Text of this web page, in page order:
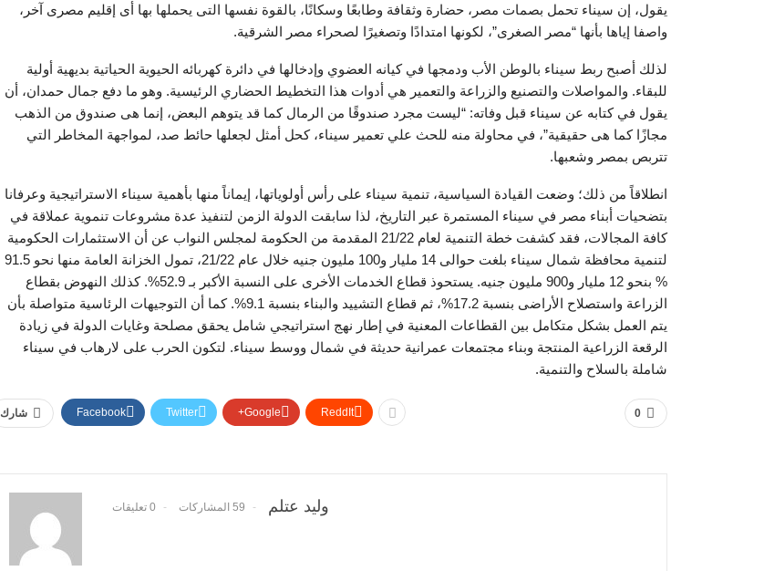
يقول، إن سيناء تحمل بصمات مصر، حضارة وثقافة وطابعًا وسكانًا، بالقوة نفسها التى يحملها بها أى إقليم مصرى آخر،
واصفا إياها بأنها “مصر الصغرى”، لكونها امتدادًا وتصغيرًا لصحراء مصر الشرقية.
لذلك أصبح ربط سيناء بالوطن الأب ودمجها في كيانه العضوي وإدخالها في دائرة كهربائه الحيوية الحياتية بديهية أولية
للبقاء. والمواصلات والتصنيع والزراعة والتعمير هي أدوات هذا التخطيط الحضاري الرئيسية. وهو ما دفع جمال حمدان، أن
يقول في كتابه عن سيناء قبل وفاته: “ليست مجرد صندوقًا من الرمال كما قد يتوهم البعض، إنما هى صندوق من الذهب
مجازًا كما هى حقيقية”، في محاولة منه للحث علي تعمير سيناء، كحل أمثل لجعلها حائط صد، لمواجهة المخاطر التي
تتربص بمصر وشعبها.
انطلاقاً من ذلك؛ وضعت القيادة السياسية، تنمية سيناء على رأس أولوياتها، إيماناً منها بأهمية سيناء الاستراتيجية وعرفانا
بتضحيات أبناء مصر في سيناء المستمرة عبر التاريخ، لذا سابقت الدولة الزمن لتنفيذ عدة مشروعات تنموية عملاقة في
كافة المجالات، فقد كشفت خطة التنمية لعام 21/22 المقدمة من الحكومة لمجلس النواب عن أن الاستثمارات الحكومية
لتنمية محافظة شمال سيناء بلغت حوالى 14 مليار و100 مليون جنيه خلال عام 21/22، تمول الخزانة العامة منها نحو 91.5
% بنحو 12 مليار و900 مليون جنيه. يستحوذ قطاع الخدمات الأخرى على النسبة الأكبر بـ 52.9%. كذلك النهوض بقطاع
الزراعة واستصلاح الأراضى بنسبة 17.2%، ثم قطاع التشييد والبناء بنسبة 9.1%. كما أن التوجيهات الرئاسية متواصلة بأن
يتم العمل بشكل متكامل بين القطاعات المعنية في إطار نهج استراتيجي شامل يحقق مصلحة وغايات الدولة في زيادة
الرقعة الزراعية المنتجة وبناء مجتمعات عمرانية حديثة في شمال ووسط سيناء. لتكون الحرب على لارهاب في سيناء
شاملة بالسلاح والتنمية.
0 شارك Facebook Twitter Google+ ReddIt
وليد عتلم 59 المشاركات 0 تعليقات